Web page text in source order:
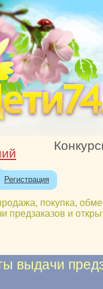
Регистрация
покупка,
и
выдачи